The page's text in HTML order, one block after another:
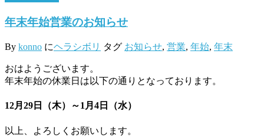
年末年始営業のお知らせ
By konno にヘラシボリ タグ お知らせ, 営業, 年始, 年末
おはようございます。
年末年始の休業日は以下の通りとなっております。
12月29日（木）～1月4日（水）
以上、よろしくお願いします。